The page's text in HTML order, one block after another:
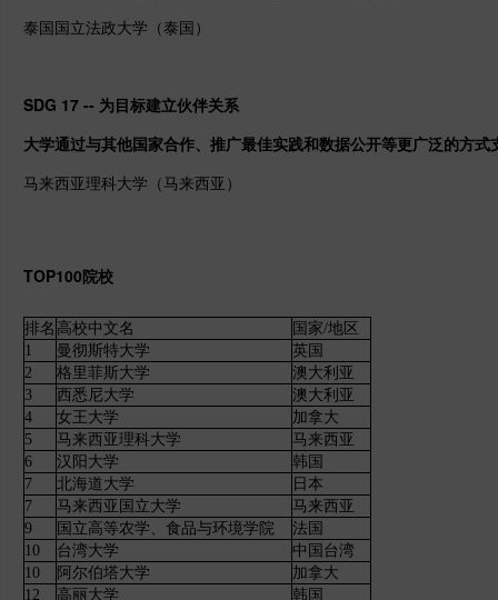
泰国国立法政大学（泰国）
SDG 17 -- 为目标建立伙伴关系
大学通过与其他国家合作、推广最佳实践和数据公开等更广泛的方式
马来西亚理科大学（马来西亚）
TOP100院校
排名 高校中文名
国家/地区
1
曼彻斯特大学
英国
2
格里菲斯大学
澳大利亚
3
西悉尼大学
澳大利亚
4
女王大学
加拿大
5
马来西亚理科大学
马来西亚
6
汉阳大学
韩国
7
北海道大学
日本
7
马来西亚国立大学
马来西亚
9
国立高等农学、食品与环境学院
法国
10
台湾大学
中国台湾
10
阿尔伯塔大学
加拿大
12
高丽大学 韩国